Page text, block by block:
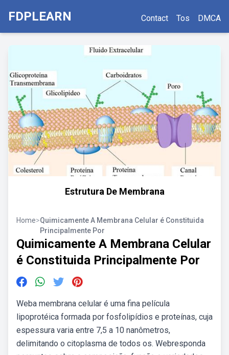
FDPLEARN Contact Tos DMCA
Estrutura De Membrana
Home>Quimicamente A Membrana Celular é Constituida
Principalmente Por
Quimicamente A Membrana Celular
é Constituida Principalmente Por
Weba membrana celular é uma fina película
lipoprotéica formada por fosfolipídios e proteínas, cuja
espessura varia entre 7,5 a 10 nanômetros,
delimitando o citoplasma de todos os. Webresponda